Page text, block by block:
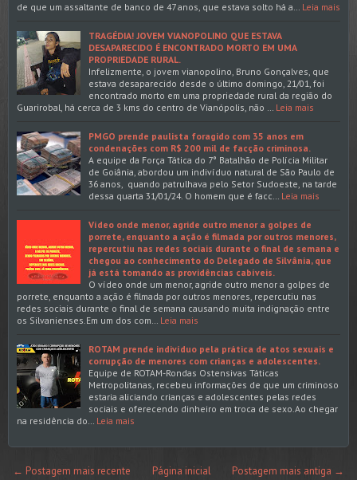
de que um assaltante de banco de 47 anos, que estava solto há a… Leia mais
TRAGÉDIA! JOVEM VIANOPOLINO QUE ESTAVA
DESAPARECIDO É ENCONTRADO MORTO EM UMA
PROPRIEDADE RURAL.
Infelizmente, o jovem vianopolino, Bruno Gonçalves, que
estava desaparecido desde o último domingo, 21/01, foi
encontrado morto em uma propriedade rural da região do
Guarirobal, há cerca de 3 kms do centro de Vianópolis, não … Leia mais
PMGO prende paulista foragido com 35 anos em
condenações com R$ 200 mil de facção criminosa.
A equipe da Força Tática do 7° Batalhão de Polícia Militar
de Goiânia, abordou um indivíduo natural de São Paulo de
36 anos, quando patrulhava pelo Setor Sudoeste, na tarde
dessa quarta 31/01/24. O homem que é facc… Leia mais
Vídeo onde menor, agride outro menor a golpes de
porrete, enquanto a ação é filmada por outros menores,
repercutiu nas redes sociais durante o final de semana e
chegou ao conhecimento do Delegado de Silvânia, que
já está tomando as providências cabíveis.
O vídeo onde um menor, agride outro menor a golpes de
porrete, enquanto a ação é filmada por outros menores, repercutiu nas
redes sociais durante o final de semana causando muita indignação entre
os Silvanienses.Em um dos com… Leia mais
ROTAM prende indivíduo pela prática de atos sexuais e
corrupção de menores com crianças e adolescentes.
Equipe de ROTAM-Rondas Ostensivas Táticas
Metropolitanas, recebeu informações de que um criminoso
estaria aliciando crianças e adolescentes pelas redes
sociais e oferecendo dinheiro em troca de sexo.Ao chegar
na residência do… Leia mais
← Postagem mais recente Postagem mais antiga →
Página inicial